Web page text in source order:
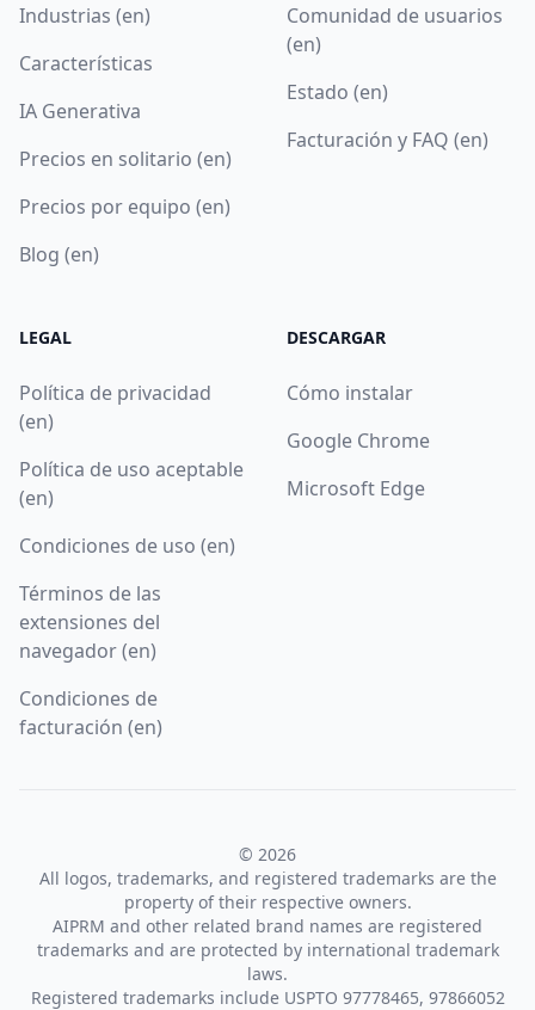
Industrias (en)
Características
IA Generativa
Precios en solitario (en)
Precios por equipo (en)
Blog (en)
Comunidad de usuarios
(en)
Estado (en)
Facturación y FAQ (en)
LEGAL
Política de privacidad
(en)
Política de uso aceptable
(en)
Condiciones de uso (en)
Términos de las
extensiones del
navegador (en)
Condiciones de
facturación (en)
DESCARGAR
Cómo instalar
Google Chrome
Microsoft Edge
© 2026
All logos, trademarks, and registered trademarks are the
property of their respective owners.
AIPRM and other related brand names are registered
trademarks and are protected by international trademark
laws.
Registered trademarks include USPTO 97778465, 97866052